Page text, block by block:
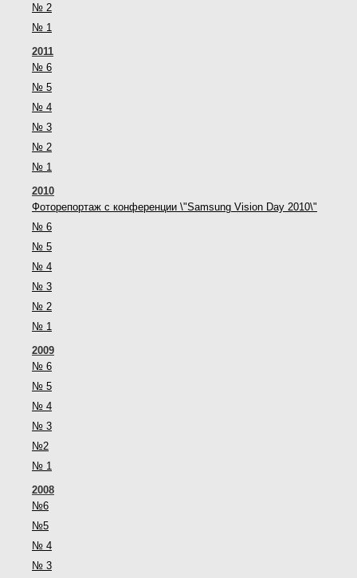
№ 2
№ 1
2011
№ 6
№ 5
№ 4
№ 3
№ 2
№ 1
2010
Фоторепортаж с конференции \"Samsung Vision Day 2010\"
№ 6
№ 5
№ 4
№ 3
№ 2
№ 1
2009
№ 6
№ 5
№ 4
№ 3
№2
№ 1
2008
№6
№5
№ 4
№ 3